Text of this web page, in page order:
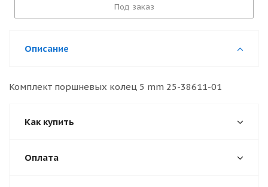
Под заказ
Описание
Комплект поршневых колец 5 mm 25-38611-01
Как купить
Оплата